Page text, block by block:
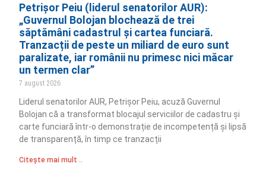
Petrișor Peiu (liderul senatorilor AUR):
„Guvernul Bolojan blochează de trei
săptămâni cadastrul și cartea funciară.
Tranzacții de peste un miliard de euro sunt
paralizate, iar românii nu primesc nici măcar
un termen clar”
7 august 2026
Liderul senatorilor AUR, Petrișor Peiu, acuză Guvernul
Bolojan că a transformat blocajul serviciilor de cadastru și
carte funciară într-o demonstrație de incompetență și lipsă
de transparență, în timp ce tranzacții
Citește mai mult ..